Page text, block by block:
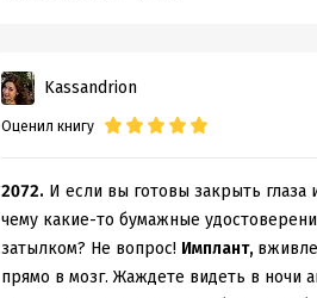
динамично и захватывающе. Даже так:
преступника не смогла до конца.
Да, в некоторые моменты верилось с
целом – история не разваливалась, а
Очень стремительно развивалась
что отношения уж больно бурные для
А ещё почему-то меня стало циклить
Kassandrion
Оценил книгу
2072. И если вы готовы закрыть глаза
чему какие-то бумажные
затылком? Не вопрос! Имплант,
прямо в мозг. Жаждете видеть в ночи